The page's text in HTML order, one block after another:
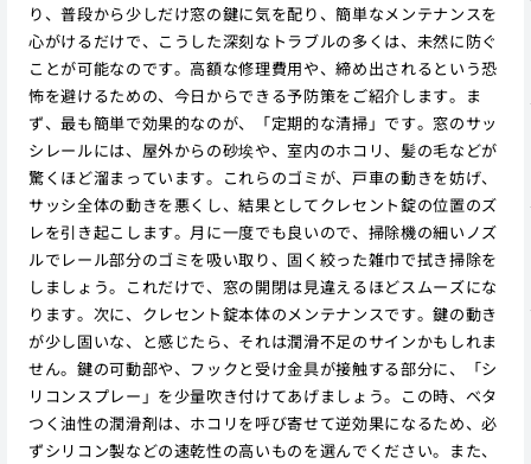
り、普段から少しだけ窓の鍵に気を配り、簡単なメンテナンスを
心がけるだけで、こうした深刻なトラブルの多くは、未然に防ぐ
ことが可能なのです。高額な修理費用や、締め出されるという恐
怖を避けるための、今日からできる予防策をご紹介します。ま
ず、最も簡単で効果的なのが、「定期的な清掃」です。窓のサッ
シレールには、屋外からの砂埃や、室内のホコリ、髪の毛などが
驚くほど溜まっています。これらのゴミが、戸車の動きを妨げ、
サッシ全体の動きを悪くし、結果としてクレセント錠の位置のズ
レを引き起こします。月に一度でも良いので、掃除機の細いノズ
ルでレール部分のゴミを吸い取り、固く絞った雑巾で拭き掃除を
しましょう。これだけで、窓の開閉は見違えるほどスムーズにな
ります。次に、クレセント錠本体のメンテナンスです。鍵の動き
が少し固いな、と感じたら、それは潤滑不足のサインかもしれま
せん。鍵の可動部や、フックと受け金具が接触する部分に、「シ
リコンスプレー」を少量吹き付けてあげましょう。この時、ベタ
つく油性の潤滑剤は、ホコリを呼び寄せて逆効果になるため、必
ずシリコン製などの速乾性の高いものを選んでください。また、